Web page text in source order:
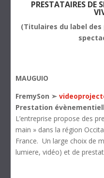
PRESTATAIRES DE
(Titulaires du label
MAUGUIO
FremySon ➣
Prestation
L’entreprise propose des
main » dans la région
France. Un large choix de
lumiere, vidéo) et de